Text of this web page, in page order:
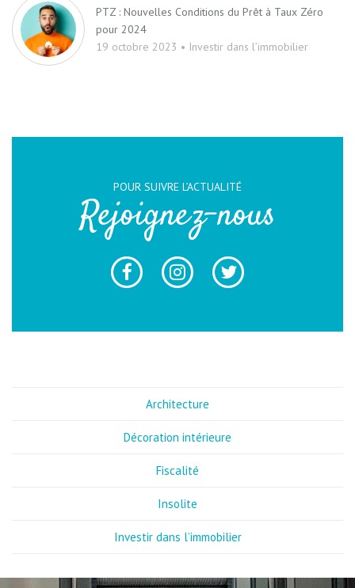
PTZ : Nouvelles Conditions du Prêt à Taux Zéro
pour 2024
19 octobre 2023 • Investir dans l’immobilier
POUR SUIVRE L’ACTUALITÉ
Rejoignez-nous
Architecture
Décoration intérieure
Fiscalité
Insolite
Investir dans l’immobilier